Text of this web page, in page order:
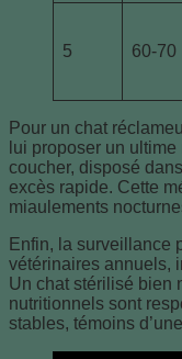
5 60-70
Pour un chat
lui proposer un
coucher, disposé
excès rapide. Cette
miaulements
Enfin, la surveillance
vétérinaires annuels,
Un chat stérilisé bien
nutritionnels sont
stables, témoins